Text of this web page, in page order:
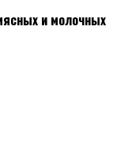
и молочных